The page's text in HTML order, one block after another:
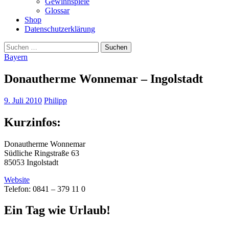
Glossar
Shop
Datenschutzerklärung
Suchen
nach:
Bayern
Donautherme Wonnemar – Ingolstadt
9. Juli 2010 Philipp
Kurzinfos:
Donautherme Wonnemar
Südliche Ringstraße 63
85053 Ingolstadt
Website
Telefon: 0841 – 379 11 0
Ein Tag wie Urlaub!